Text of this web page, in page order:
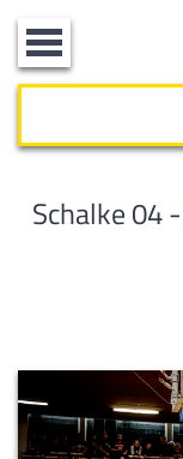
Toggle
navigation
Schalke 04